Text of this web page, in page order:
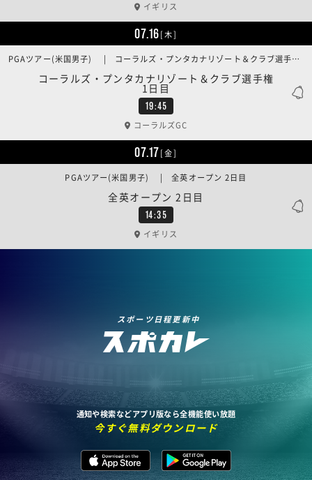
イギリス
07.16[木]
19:45
コーラルズ・プンタカナリゾート＆クラブ選手権
1日目
PGAツアー(米国男子) | コーラルズ・プンタカナリゾート＆クラブ選手権 1日目
コーラルズGC
07.17[金]
14:35
全英オープン 2日目
PGAツアー(米国男子) | 全英オープン 2日目
イギリス
スポーツ日程更新中
通知や検索などアプリ版なら全機能使い放題
今すぐ無料ダウンロード